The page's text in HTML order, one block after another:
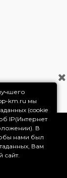
km.ru мы
(cookie
IP(Интернет
В
нами был
Вам
сайт.